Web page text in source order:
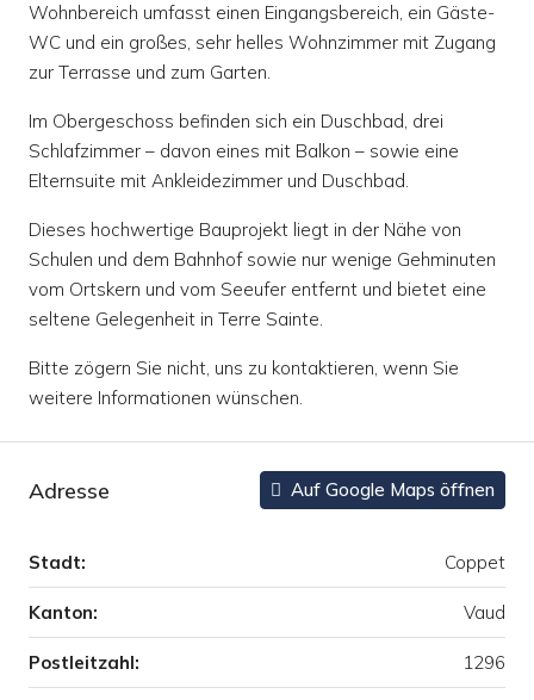
Wohnbereich umfasst einen Eingangsbereich, ein Gäste-
WC und ein großes, sehr helles Wohnzimmer mit Zugang
zur Terrasse und zum Garten.
Im Obergeschoss befinden sich ein Duschbad, drei
Schlafzimmer – davon eines mit Balkon – sowie eine
Elternsuite mit Ankleidezimmer und Duschbad.
Dieses hochwertige Bauprojekt liegt in der Nähe von
Schulen und dem Bahnhof sowie nur wenige Gehminuten
vom Ortskern und vom Seeufer entfernt und bietet eine
seltene Gelegenheit in Terre Sainte.
Bitte zögern Sie nicht, uns zu kontaktieren, wenn Sie
weitere Informationen wünschen.
Adresse Auf Google Maps öffnen
Stadt: Coppet
Kanton: Vaud
Postleitzahl: 1296